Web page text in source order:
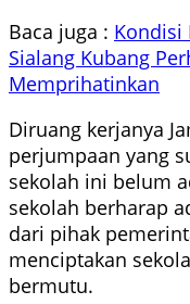
Baca juga : Kondisi
Sialang Kubang
Memprihatinkan
Diruang kerjanya
perjumpaan yang
sekolah ini belum
sekolah berharap
dari pihak
menciptakan
bermutu.